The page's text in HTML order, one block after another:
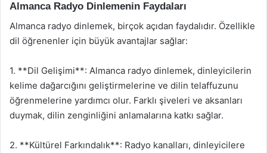
Almanca Radyo Dinlemenin Faydaları
Almanca radyo dinlemek, birçok açıdan faydalıdır. Özellikle
dil öğrenenler için büyük avantajlar sağlar:
1. **Dil Gelişimi**: Almanca radyo dinlemek, dinleyicilerin
kelime dağarcığını geliştirmelerine ve dilin telaffuzunu
öğrenmelerine yardımcı olur. Farklı şiveleri ve aksanları
duymak, dilin zenginliğini anlamalarına katkı sağlar.
2. **Kültürel Farkındalık**: Radyo kanalları, dinleyicilere